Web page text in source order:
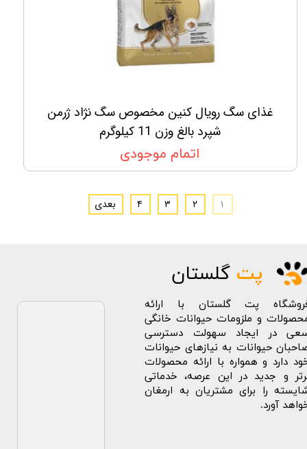
غذای سگ رویال کنین مخصوص سگ نژاد ژرمن
شپرد بالغ وزن 11 کیلوگرم
اتمام موجودی
۱ ۲ ۳ ۴ بعدی
پت گلستان
پت گلستان با ارائه
و ملزومات حیوانات خانگی
در ایجاد سهولت دسترسی
حیوانات به نیازهای حیوانات
دارد و همواره با ارائه محصولات
و جدید در این عرصه، خدماتی
را برای مشتریان به ارمغان
آورد.